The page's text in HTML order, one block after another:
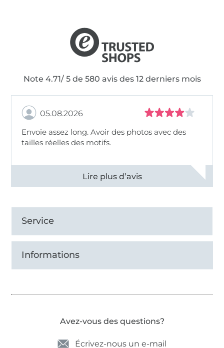
Note 4.71/ 5 de 580 avis des 12 derniers mois
05.08.2026
Envoie assez long. Avoir des photos avec des
tailles réelles des motifs.
Voir tous les 11495 commentaires
Service
Informations
Avez-vous des questions?
Écrivez-nous un e-mail